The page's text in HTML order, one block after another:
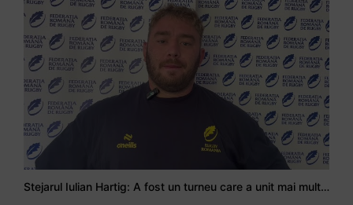
Stejarul Iulian Hartig: A fost un turneu care a unit mai mult echipa